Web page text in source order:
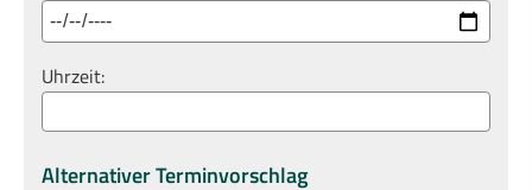
Uhrzeit:
Alternativer Terminvorschlag